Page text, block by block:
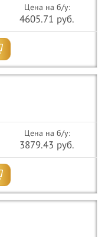
Цена на б/у:
4605.71 руб.
Цена на б/у:
3879.43 руб.